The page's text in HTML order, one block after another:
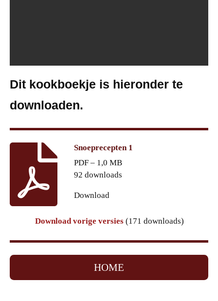
Dit kookboekje is hieronder te
downloaden.
Snoeprecepten 1
PDF – 1,0 MB
92 downloads
Download
Download vorige versies (171 downloads)
HOME